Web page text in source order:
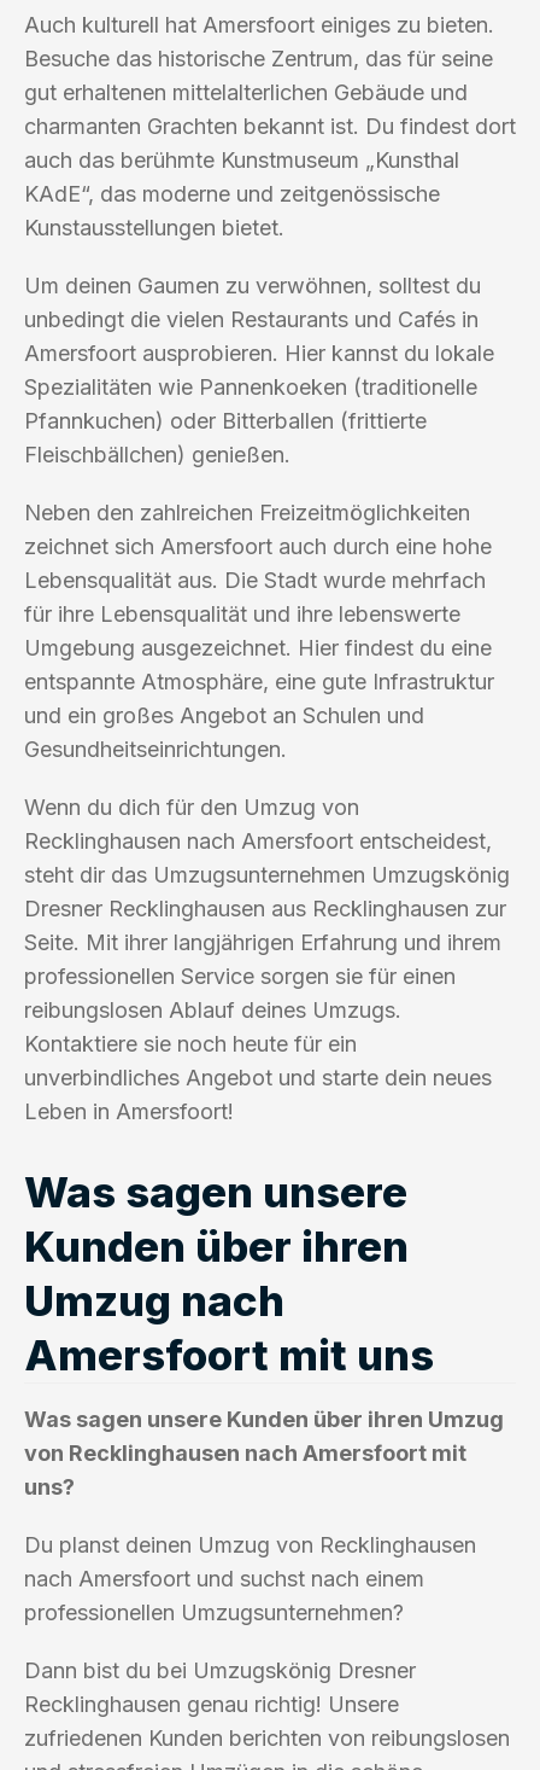
Auch kulturell hat Amersfoort einiges zu bieten.
Besuche das historische Zentrum, das für seine
gut erhaltenen mittelalterlichen Gebäude und
charmanten Grachten bekannt ist. Du findest dort
auch das berühmte Kunstmuseum „Kunsthal
KAdE“, das moderne und zeitgenössische
Kunstausstellungen bietet.
Um deinen Gaumen zu verwöhnen, solltest du
unbedingt die vielen Restaurants und Cafés in
Amersfoort ausprobieren. Hier kannst du lokale
Spezialitäten wie Pannenkoeken (traditionelle
Pfannkuchen) oder Bitterballen (frittierte
Fleischbällchen) genießen.
Neben den zahlreichen Freizeitmöglichkeiten
zeichnet sich Amersfoort auch durch eine hohe
Lebensqualität aus. Die Stadt wurde mehrfach
für ihre Lebensqualität und ihre lebenswerte
Umgebung ausgezeichnet. Hier findest du eine
entspannte Atmosphäre, eine gute Infrastruktur
und ein großes Angebot an Schulen und
Gesundheitseinrichtungen.
Wenn du dich für den Umzug von
Recklinghausen nach Amersfoort entscheidest,
steht dir das Umzugsunternehmen Umzugskönig
Dresner Recklinghausen aus Recklinghausen zur
Seite. Mit ihrer langjährigen Erfahrung und ihrem
professionellen Service sorgen sie für einen
reibungslosen Ablauf deines Umzugs.
Kontaktiere sie noch heute für ein
unverbindliches Angebot und starte dein neues
Leben in Amersfoort!
Was sagen unsere
Kunden über ihren
Umzug nach
Amersfoort mit uns
Was sagen unsere Kunden über ihren Umzug
von Recklinghausen nach Amersfoort mit
uns?
Du planst deinen Umzug von Recklinghausen
nach Amersfoort und suchst nach einem
professionellen Umzugsunternehmen?
Dann bist du bei Umzugskönig Dresner
Recklinghausen genau richtig! Unsere
zufriedenen Kunden berichten von reibungslosen